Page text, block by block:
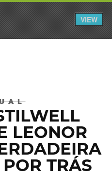
VIEW
INICIAR SESSÃO
LEONOR
TRÁS